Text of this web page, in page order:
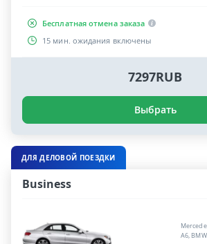
Бесплатная отмена заказа
15 мин. ожидания включены
7297RUB
Выбрать
ДЛЯ ДЕЛОВОЙ ПОЕЗДКИ
Business
A6,